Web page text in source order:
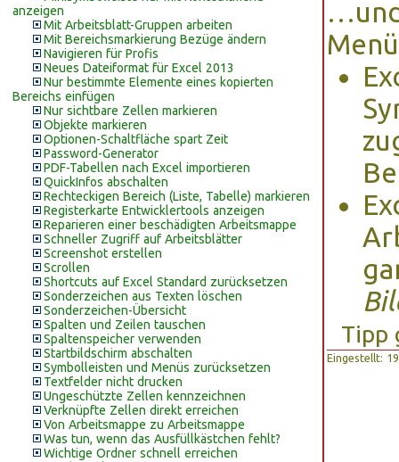
anzeigen
Mit Arbeitsblatt-Gruppen arbeiten
Mit Bereichsmarkierung Bezüge ändern
Navigieren für Profis
Neues Dateiformat für Excel 2013
Nur bestimmte Elemente eines kopierten
Bereichs einfügen
Nur sichtbare Zellen markieren
Objekte markieren
Optionen-Schaltfläche spart Zeit
Password-Generator
PDF-Tabellen nach Excel importieren
QuickInfos abschalten
Rechteckigen Bereich (Liste, Tabelle) markieren
Registerkarte Entwicklertools anzeigen
Reparieren einer beschädigten Arbeitsmappe
Schneller Zugriff auf Arbeitsblätter
Screenshot erstellen
Scrollen
Shortcuts auf Excel Standard zurücksetzen
Sonderzeichen aus Texten löschen
Sonderzeichen-Übersicht
Spalten und Zeilen tauschen
Spaltenspeicher verwenden
Startbildschirm abschalten
Symbolleisten und Menüs zurücksetzen
Textfelder nicht drucken
Ungeschützte Zellen kennzeichnen
Verknüpfte Zellen direkt erreichen
Von Arbeitsmappe zu Arbeitsmappe
Was tun, wenn das Ausfüllkästchen fehlt?
Wichtige Ordner schnell erreichen
Tipp
Eingestellt: